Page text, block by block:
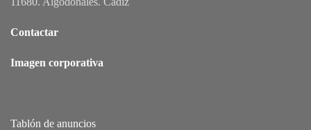
Contactar
Imagen corporativa
Tablón de anuncios